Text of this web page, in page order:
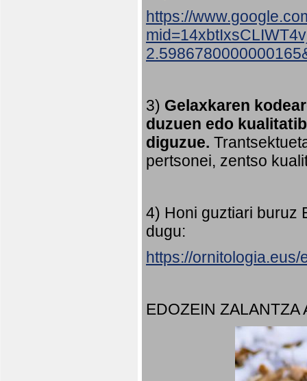
https://
3) Gelaxkaren
duzuen edo
diguzue.
pertsonei, zentso
4) Honi guztiari buruz
dugu:
https://
EDOZEIN ZALANTZA